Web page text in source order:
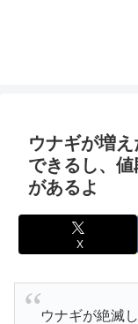
ウナギが増
できるし、
があるよ
X
ウナギが絶滅